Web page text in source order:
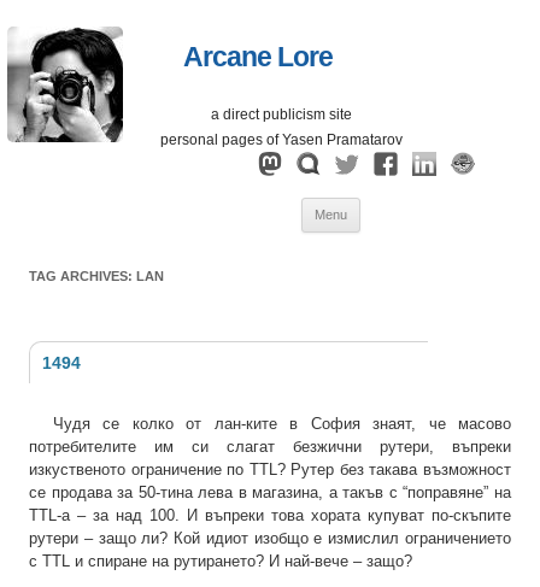
Arcane Lore
a direct publicism site
personal pages of Yasen Pramatarov
Menu
TAG ARCHIVES: LAN
1494
Чудя се колко от лан-ките в София знаят, че масово
потребителите им си слагат безжични рутери, въпреки
изкуственото ограничение по TTL? Рутер без такава възможност
се продава за 50-тина лева в магазина, а такъв с “поправяне” на
TTL-а – за над 100. И въпреки това хората купуват по-скъпите
рутери – защо ли? Кой идиот изобщо е измислил ограничението
с TTL и спиране на рутирането? И най-вече – защо?